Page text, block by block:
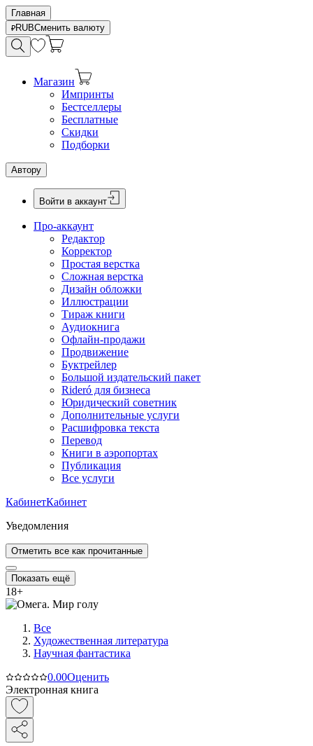
Главная
RUBСменить валюту
Магазин
Импринты
Бестселлеры
Бесплатные
Скидки
Подборки
Автору
Войти в аккаунт
Про-аккаунт
Редактор
Корректор
Простая верстка
Сложная верстка
Дизайн обложки
Иллюстрации
Тираж книги
Аудиокнига
Офлайн-продажи
Продвижение
Буктрейлер
Большой издательский пакет
Rideró для бизнеса
Юридический советник
Дополнительные услуги
Расшифровка текста
Перевод
Книги в аэропортах
Публикация
Все услуги
КабинетКабинет
Уведомления
Отметить все как прочитанные
Показать ещё
18+
Все
Художественная литература
Научная фантастика
0.00Оценить
Электронная книга